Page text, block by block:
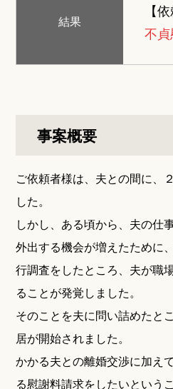
結果
【
不
事案概要
ご依頼者様は、夫との間に、
した。
しかし、ある頃から、夫の仕
外出する機会が増えたために
行調査をしたところ、夫が職
ることが発覚しました。
そのことを夫に問い詰めたと
居が開始されました。
かかる夫との離婚交渉に加え
る慰謝料請求をしたいという